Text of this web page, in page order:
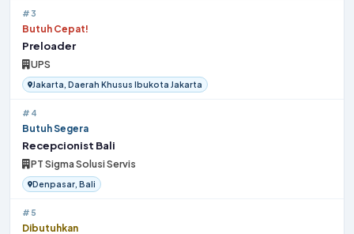
#3
Butuh Cepat!
Preloader
UPS
Jakarta, Daerah Khusus Ibukota Jakarta
#4
Butuh Segera
Recepcionist Bali
PT Sigma Solusi Servis
Denpasar, Bali
#5
Dibutuhkan